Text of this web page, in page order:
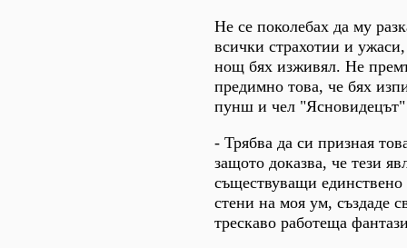
Не се поколебах да му
всички страхотии и
нощ бях изживял. Не
предимно това, че бях
пунш и чел
- Трябва да си призная
защото доказва, че тези
съществуващи
стени на моя ум, създаде
трескаво работеща